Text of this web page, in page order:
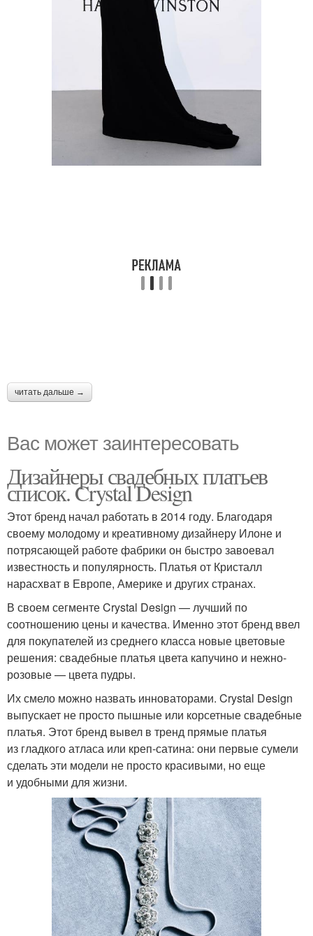
читать дальше →
Вас может заинтересовать
Дизайнеры свадебных платьев
список. Crystal Design
Этот бренд начал работать в 2014 году. Благодаря
своему молодому и креативному дизайнеру Илоне и
потрясающей работе фабрики он быстро завоевал
известность и популярность. Платья от Кристалл
нарасхват в Европе, Америке и других странах.
В своем сегменте Crystal Design — лучший по
соотношению цены и качества. Именно этот бренд ввел
для покупателей из среднего класса новые цветовые
решения: свадебные платья цвета капучино и нежно-
розовые — цвета пудры.
Их смело можно назвать инноваторами. Crystal Design
выпускает не просто пышные или корсетные свадебные
платья. Этот бренд вывел в тренд прямые платья
из гладкого атласа или креп-сатина: они первые сумели
сделать эти модели не просто красивыми, но еще
и удобными для жизни.